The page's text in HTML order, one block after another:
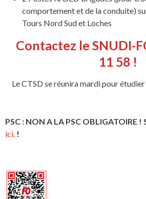
comportement et de la conduite)
Tours Nord Sud et Loches
Contactez le SNUDI-
11 58 !
Le CTSD se réunira mardi pour étudier
PSC : NON A LA PSC OBLIGATOIRE
ici. !